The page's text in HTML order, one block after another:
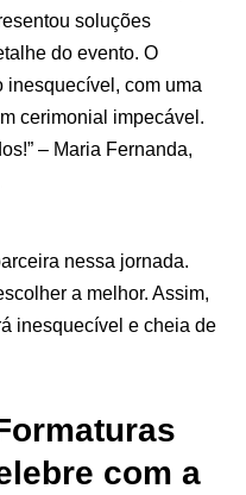
soluções
do evento. O
inesquecível, com uma
cerimonial impecável.
– Maria Fernanda,
nessa jornada.
a melhor. Assim,
inesquecível e cheia de
com a